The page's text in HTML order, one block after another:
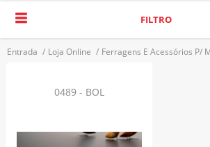
Entrada / Loja Online / Ferragens E Acessórios P/
FILTRO
0489 - BOL